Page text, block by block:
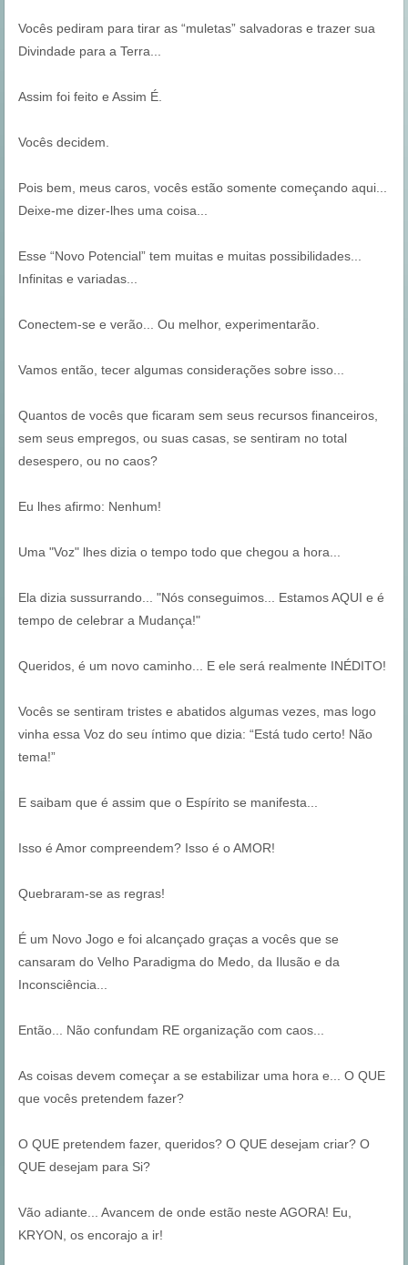
Vocês pediram para tirar as “muletas” salvadoras e trazer sua
Divindade para a Terra...
Assim foi feito e Assim É.
Vocês decidem.
Pois bem, meus caros, vocês estão somente começando aqui...
Deixe-me dizer-lhes uma coisa...
Esse “Novo Potencial” tem muitas e muitas possibilidades...
Infinitas e variadas...
Conectem-se e verão... Ou melhor, experimentarão.
Vamos então, tecer algumas considerações sobre isso...
Quantos de vocês que ficaram sem seus recursos financeiros,
sem seus empregos, ou suas casas, se sentiram no total
desespero, ou no caos?
Eu lhes afirmo: Nenhum!
Uma "Voz" lhes dizia o tempo todo que chegou a hora...
Ela dizia sussurrando... "Nós conseguimos... Estamos AQUI e é
tempo de celebrar a Mudança!"
Queridos, é um novo caminho... E ele será realmente INÉDITO!
Vocês se sentiram tristes e abatidos algumas vezes, mas logo
vinha essa Voz do seu íntimo que dizia: “Está tudo certo! Não
tema!”
E saibam que é assim que o Espírito se manifesta...
Isso é Amor compreendem? Isso é o AMOR!
Quebraram-se as regras!
É um Novo Jogo e foi alcançado graças a vocês que se
cansaram do Velho Paradigma do Medo, da Ilusão e da
Inconsciência...
Então... Não confundam RE organização com caos...
As coisas devem começar a se estabilizar uma hora e... O QUE
que vocês pretendem fazer?
O QUE pretendem fazer, queridos? O QUE desejam criar? O
QUE desejam para Si?
Vão adiante... Avancem de onde estão neste AGORA! Eu,
KRYON, os encorajo a ir!